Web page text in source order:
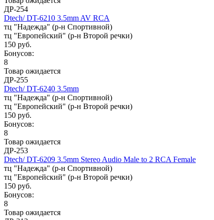
ДР-254
Dtech/ DT-6210 3.5mm AV RCA
тц "Надежда" (р-н Спортивной)
тц "Европейский" (р-н Второй речки)
150 руб.
Бонусов:
8
Товар ожидается
ДР-255
Dtech/ DT-6240 3.5mm
тц "Надежда" (р-н Спортивной)
тц "Европейский" (р-н Второй речки)
150 руб.
Бонусов:
8
Товар ожидается
ДР-253
Dtech/ DT-6209 3.5mm Stereo Audio Male to 2 RCA Female
тц "Надежда" (р-н Спортивной)
тц "Европейский" (р-н Второй речки)
150 руб.
Бонусов:
8
Товар ожидается